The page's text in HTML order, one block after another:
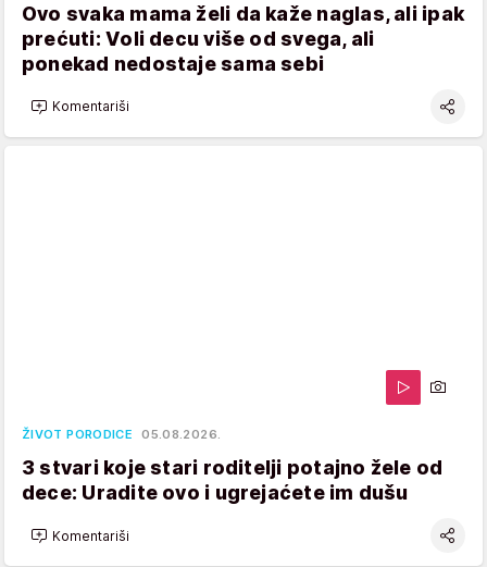
Ovo svaka mama želi da kaže naglas, ali ipak
prećuti: Voli decu više od svega, ali
ponekad nedostaje sama sebi
Komentariši
ŽIVOT PORODICE 05.08.2026.
3 stvari koje stari roditelji potajno žele od
dece: Uradite ovo i ugrejaćete im dušu
Komentariši